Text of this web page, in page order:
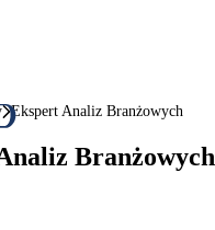
Ekspert Analiz Branżowych
Branżowych